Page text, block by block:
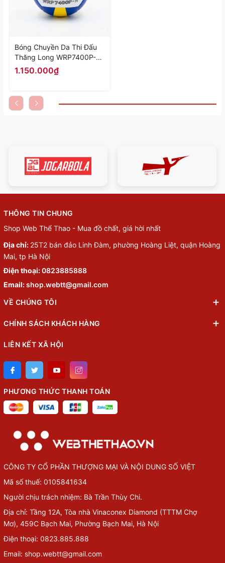
Bóng Chuyền Da Thi Đấu
Thăng Long WRP7400P-H
- Hàng Chính Hãng
1.150.000₫
THÔNG TIN CHUNG
Shop Web Thể Thao - Mua đồ chất, giá hời nhất
Địa chỉ: 25T2 bán đảo Linh Đàm, phường Hoàng Liệt, quận Hoàng
Mai, tp Hà Nội
Điện thoại:0823885888
Email:shop.webtt@gmail.com
VỀ CHÚNG TÔI
CHÍNH SÁCH KHÁCH HÀNG
LIÊN KẾT XÃ HỘI
PHƯƠNG THỨC THANH TOÁN
CÔNG TY CỔ PHẦN THƯỢNG MẠI VÀ NỘI DUNG SỐ VIỆT
Mã số thuế: 0105841634
Người chịu trách nhiệm: Bà Trần Thùy Chi.
Địa chỉ: Tầng 12A, Tòa nhà Vinaconex Diamond (TTTM Chợ
Mơ), 459C Bạch Mai, Phường Bạch Mai, Hà Nội
Điện thoại: 0823.885.888
Email: shop.webtt@gmail.com